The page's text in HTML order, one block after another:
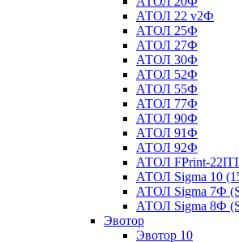
АТОЛ 22 v2Ф
АТОЛ 25Ф
АТОЛ 27Ф
АТОЛ 30Ф
АТОЛ 52Ф
АТОЛ 55Ф
АТОЛ 77Ф
АТОЛ 90Ф
АТОЛ 91Ф
АТОЛ 92Ф
АТОЛ FPrint-
АТОЛ Sigma 10
АТОЛ Sigma 7Ф
АТОЛ Sigma 8Ф
Эвотор
Эвотор 10